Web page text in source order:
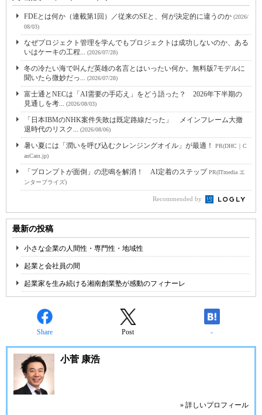
FDEとは何か（連載第1回）／従来のSEと、何が決定的に違うのか (2026/
08/03)
なぜプロジェクト管理を学んでもプロジェクトは成功しないのか、ある
いはケーキの工程... (2026/07/28)
冬の冷たい海で叫んだ英雄の名言とはいったい何か。無料版7モデルに
聞いたら微妙だっ... (2026/07/28)
富士通とNECは「AI需要の手応え」をどう語った？ 2026年下半期の
見通しを考... (2026/08/03)
「日本IBMのNHK案件失敗は既定路線だった」 メインフレーム大撤
退時代のリスク... (2026/08/06)
暑い夏には「潤いを呼び込むクレンジングオイル」が最適！
PR(DHC｜C
anCam.jp)
「プロンプトが面倒」の悲鳴を解消！ AI定着のステップPR(ITmedia エ
ンタープライズ)
Recommended by
最新の投稿
小さな企業の人間性・専門性・地域性
起業と会社員の間
起業家を生み続ける湘南創業塾が感動のフィナーレ
Share Post -
小菅 康浩
» 詳しいプロフィール